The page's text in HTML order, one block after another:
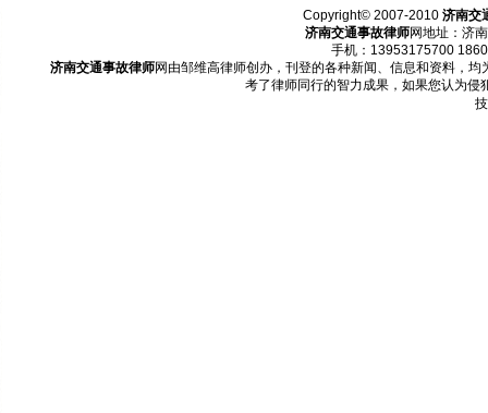
Copyright© 2007-2010 济南交
济南交通事故律师网地址：济
手机：13953175700
济南交通事故律师网由邹维高律师创办，刊登的各种新闻、信息和资料，均
考了律师同行的智力成果，如果您认为侵